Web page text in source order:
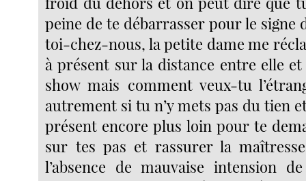
peine de te débarrasser pour le signe
toi-chez-nous, la petite dame me
à présent sur la distance entre elle
show mais comment veux-tu
autrement si tu n’y mets pas du tien
présent encore plus loin pour te
sur tes pas et rassurer la
l’absence de mauvaise intension